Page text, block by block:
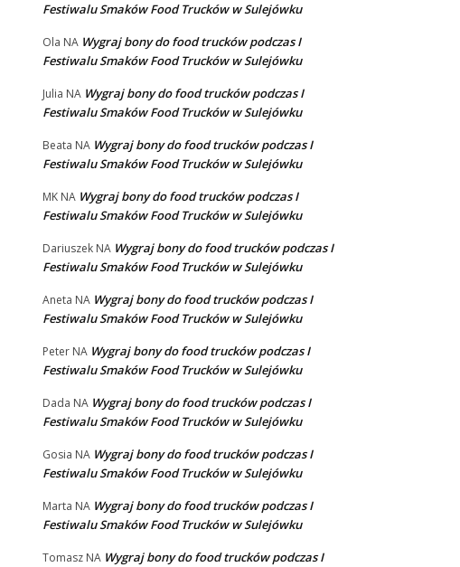
Festiwalu Smaków Food Trucków w Sulejówku
Ola NA Wygraj bony do food trucków podczas I
Festiwalu Smaków Food Trucków w Sulejówku
Julia NA Wygraj bony do food trucków podczas I
Festiwalu Smaków Food Trucków w Sulejówku
Beata NA Wygraj bony do food trucków podczas I
Festiwalu Smaków Food Trucków w Sulejówku
MK NA Wygraj bony do food trucków podczas I
Festiwalu Smaków Food Trucków w Sulejówku
Dariuszek NA Wygraj bony do food trucków podczas I
Festiwalu Smaków Food Trucków w Sulejówku
Aneta NA Wygraj bony do food trucków podczas I
Festiwalu Smaków Food Trucków w Sulejówku
Peter NA Wygraj bony do food trucków podczas I
Festiwalu Smaków Food Trucków w Sulejówku
Dada NA Wygraj bony do food trucków podczas I
Festiwalu Smaków Food Trucków w Sulejówku
Gosia NA Wygraj bony do food trucków podczas I
Festiwalu Smaków Food Trucków w Sulejówku
Marta NA Wygraj bony do food trucków podczas I
Festiwalu Smaków Food Trucków w Sulejówku
Tomasz NA Wygraj bony do food trucków podczas I